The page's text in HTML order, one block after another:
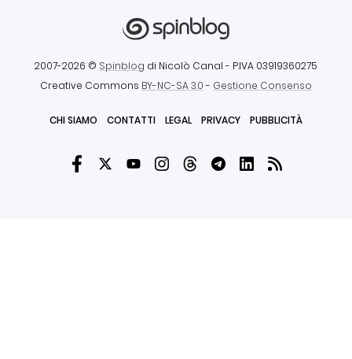
2007-2026 © Spinblog di Nicolò Canal - P.IVA 03919360275
Creative Commons BY-NC-SA 3.0- Gestione Consenso
CHI SIAMO CONTATTI LEGAL PRIVACY PUBBLICITÀ